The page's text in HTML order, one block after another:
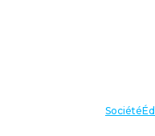
Société